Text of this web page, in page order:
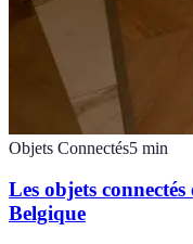
Objets Connectés5 min
Les objets
Belgique